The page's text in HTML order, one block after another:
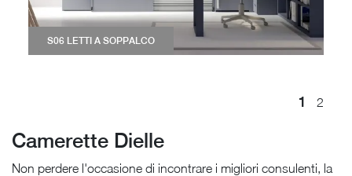
S06 LETTI A SOPPALCO
1 2
Camerette Dielle
Non perdere l'occasione di incontrare i migliori consulenti, la